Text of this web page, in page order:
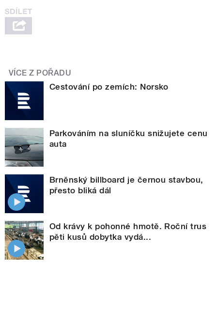
VÍCE Z POŘADU
Cestování po zemích: Norsko
Parkováním na sluníčku snižujete cenu
auta
Brněnský billboard je černou stavbou,
přesto bliká dál
Od krávy k pohonné hmotě. Roční trus
pěti kusů dobytka vydá...